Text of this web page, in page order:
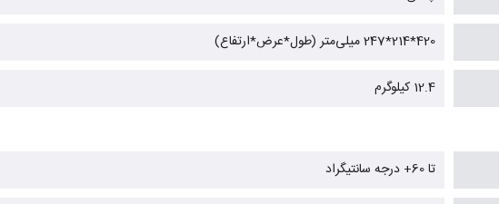
420*214*247 میلی‌متر (طول*عرض*ارتفاع)
12.4 کیلوگرم
تا 60+ درجه سانتیگراد